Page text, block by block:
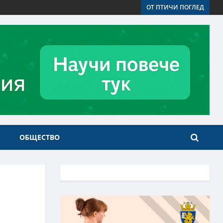
ОТ ПТИЧИ ПОГЛЕД
ОБЩЕСТВО